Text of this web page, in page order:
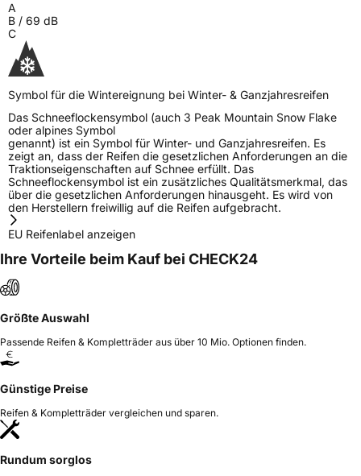
A
B / 69 dB
C
Symbol für die Wintereignung bei Winter- & Ganzjahresreifen
Das Schneeflockensymbol (auch 3 Peak Mountain Snow Flake
oder alpines Symbol
genannt) ist ein Symbol für Winter- und Ganzjahresreifen. Es
zeigt an, dass der Reifen die gesetzlichen Anforderungen an die
Traktionseigenschaften auf Schnee erfüllt. Das
Schneeflockensymbol ist ein zusätzliches Qualitätsmerkmal, das
über die gesetzlichen Anforderungen hinausgeht. Es wird von
den Herstellern freiwillig auf die Reifen aufgebracht.
EU Reifenlabel anzeigen
Ihre Vorteile beim Kauf bei CHECK24
Größte Auswahl
Passende Reifen & Kompletträder aus über 10 Mio. Optionen finden.
Günstige Preise
Reifen & Kompletträder vergleichen und sparen.
Rundum sorglos